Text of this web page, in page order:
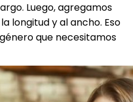
Luego, agregamos
longitud y al ancho. Eso
que necesitamos